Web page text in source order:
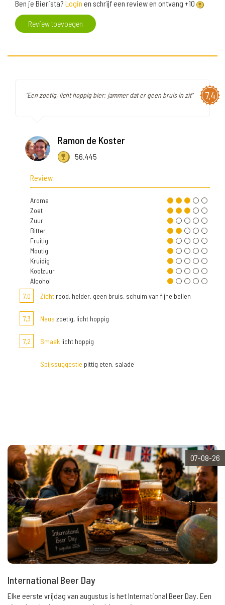
Ben je Bierista? Login en schrijf een review en ontvang +10
Review toevoegen
7,4
"Een zoetig, licht hoppig bier; jammer dat er geen bruis in zit"
Ramon de Koster
56.445
Review
Aroma
Zoet
Zuur
Bitter
Fruitig
Moutig
Kruidig
Koolzuur
Alcohol
7,0
Zicht rood, helder, geen bruis, schuim van fijne bellen
7,3 Neus zoetig, licht hoppig
7,2 Smaak licht hoppig
Spijssuggestie pittig eten, salade
07-08-26
International Beer Day
Elke eerste vrijdag van augustus is het International Beer Day. Een